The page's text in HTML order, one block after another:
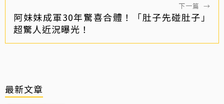
下一篇 →
阿妹妹成軍30年驚喜合體！「肚子先碰肚子」
超驚人近況曝光！
最新文章